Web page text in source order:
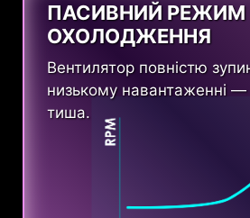
ПАСИВНИЙ РЕЖИМ
ОХОЛОДЖЕННЯ
Вентилятор повністю
низькому навантаженні
тиша.